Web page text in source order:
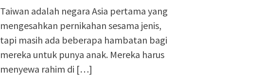
Taiwan adalah negara Asia pertama yang
mengesahkan pernikahan sesama jenis,
tapi masih ada beberapa hambatan bagi
mereka untuk punya anak. Mereka harus
menyewa rahim di […]